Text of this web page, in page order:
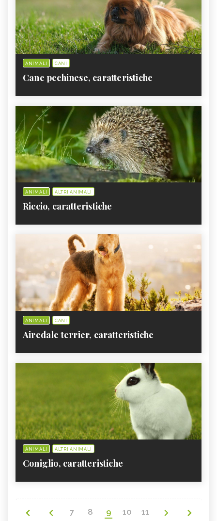
ANIMALI CANI
Cane pechinese, caratteristiche
ANIMALI ALTRI ANIMALI
Riccio, caratteristiche
ANIMALI CANI
Airedale terrier, caratteristiche
ANIMALI ALTRI ANIMALI
Coniglio, caratteristiche
7 8 9 10 11